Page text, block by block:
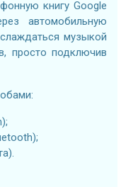
книгу Google
автомобильную
музыкой
просто подключив